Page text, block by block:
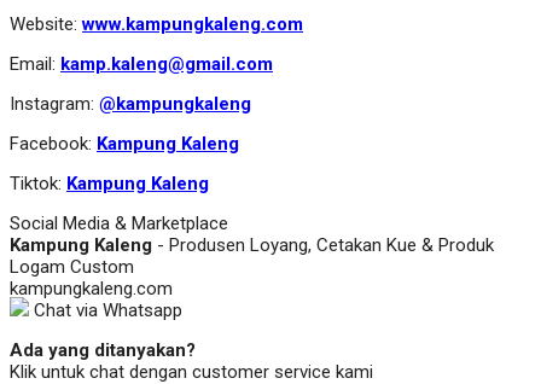
Website:www.kampungkaleng.com
Email: kamp.kaleng@gmail.com
Instagram: @kampungkaleng
Facebook: Kampung Kaleng
Tiktok: Kampung Kaleng
Social Media & Marketplace
Kampung Kaleng - Produsen Loyang, Cetakan Kue & Produk
Logam Custom
kampungkaleng.com
Chat via Whatsapp
Ada yang ditanyakan?
Klik untuk chat dengan customer service kami